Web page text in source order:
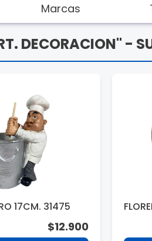
Marcas
DECORACION" -
17CM. 31475
$12.900